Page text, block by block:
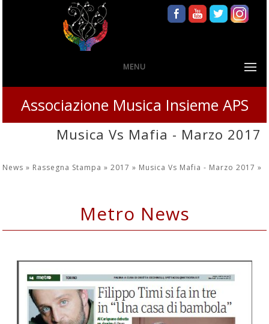
MENU
Associazione Musica Insieme APS
Musica Vs Mafia - Marzo 2017
News » Rassegna Stampa »2017 » Musica Vs Mafia - Marzo 2017»
Metro News